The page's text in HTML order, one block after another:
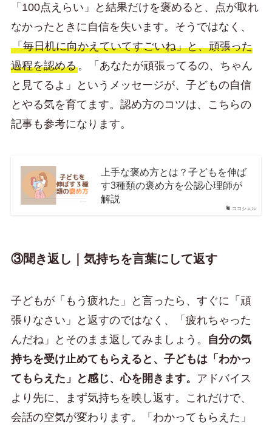
「100点えらい」と結果だけを褒めると、点が取れ
なかったときに自信を失います。そうではなく、
「毎日机に向かえていてすごいね」と、頑張った
過程を認める。「あなたが頑張ってるの、ちゃん
と見てるよ」というメッセージが、子どもの自信
とやる気を育てます。認め方のコツは、こちらの
記事も参考になります。
ココシェル
上手な褒め方とは？子どもを伸ば
す3種類の褒め方を公認心理師が
解説
③聞き返し｜気持ちを言葉にして返す
子どもが「もう疲れた」と言ったら、すぐに「頑
張りなさい」と返すのではなく、「疲れちゃった
んだね」とそのまま返してみましょう。
自分の気
持ちを受け止めてもらえると、子どもは「わかっ
てもらえた」と感じ、心を開きます。 アドバイス
より先に、まず気持ちを映し返す。これだけで、
会話の空気が変わります。「わかってもらえた」